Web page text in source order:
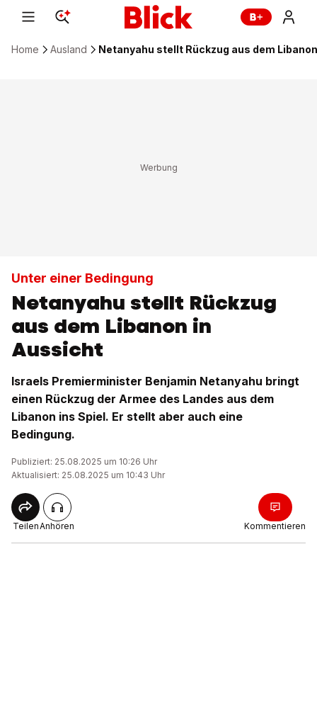
Home Ausland Netanyahu stellt Rückzug aus dem
Unter einer Bedingung
Netanyahu stellt Rückzug
aus dem Libanon in
Aussicht
Israels Premierminister Benjamin Netanyahu bringt
einen Rückzug der Armee des Landes aus dem
Libanon ins Spiel. Er stellt aber auch eine
Bedingung.
Publiziert: 25.08.2025 um 10:26 Uhr
Aktualisiert: 25.08.2025 um 10:43 Uhr
TeilenAnhören Kommentieren